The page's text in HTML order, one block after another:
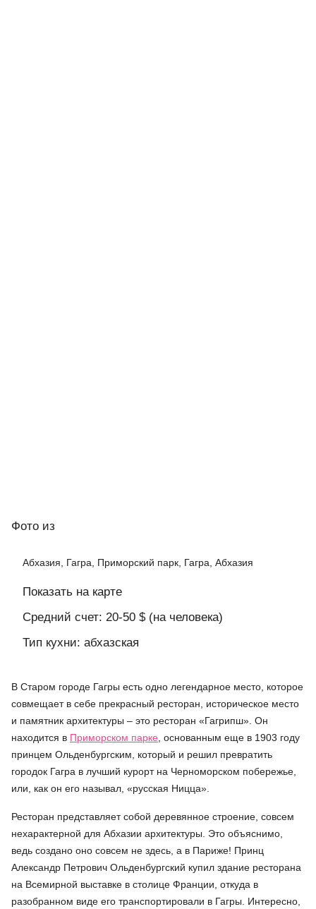
Фото из
Абхазия, Гагра, Приморский парк, Гагра, Абхазия
Показать на карте
Средний счет: 20-50 $ (на человека)
Тип кухни: абхазская
В Старом городе Гагры есть одно легендарное место, которое
совмещает в себе прекрасный ресторан, историческое место
и памятник архитектуры – это ресторан «Гагрипш». Он
находится в Приморском парке, основанным еще в 1903 году
принцем Ольденбургским, который и решил превратить
городок Гагра в лучший курорт на Черноморском побережье,
или, как он его называл, «русская Ницца».
Ресторан представляет собой деревянное строение, совсем
нехарактерной для Абхазии архитектуры. Это объяснимо,
ведь создано оно совсем не здесь, а в Париже! Принц
Александр Петрович Ольденбургский купил здание ресторана
на Всемирной выставке в столице Франции, откуда в
разобранном виде его транспортировали в Гагры. Интересно,